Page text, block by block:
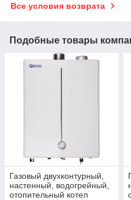
Все условия возврата
Подобные товары
Газовый двухконтурный,
настенный, водогрейный,
отопительный котел